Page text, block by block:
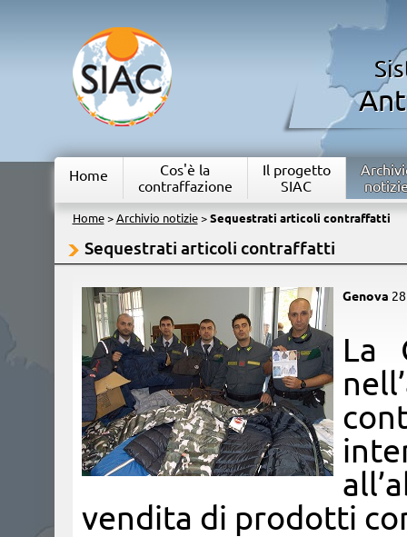
Home
Cos'è la
contraffazione
Il progetto
SIAC
Home> Archivio notizie> Sequestrati articoli contraffatti
Sequestrati articoli contraffatti
Genova
​La
vendita di prodotti